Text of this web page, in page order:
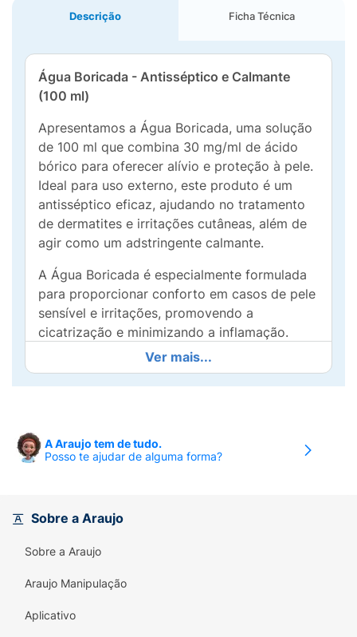
Descrição Ficha Técnica
Água Boricada - Antisséptico e Calmante
(100 ml)
Apresentamos a Água Boricada, uma solução
de 100 ml que combina 30 mg/ml de ácido
bórico para oferecer alívio e proteção à pele.
Ideal para uso externo, este produto é um
antisséptico eficaz, ajudando no tratamento
de dermatites e irritações cutâneas, além de
agir como um adstringente calmante.
A Água Boricada é especialmente formulada
para proporcionar conforto em casos de pele
sensível e irritações, promovendo a
cicatrização e minimizando a inflamação.
Agite antes de usar e aplique diretamente nas
áreas afetadas para um cuidado diário prático
e eficiente.
Ver mais...
A Araujo tem de tudo.
Posso te ajudar de alguma forma?
Sobre a Araujo
Sobre a Araujo
Araujo Manipulação
Aplicativo